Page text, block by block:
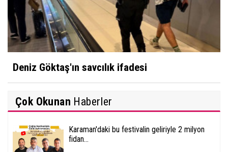
Deniz Göktaş'ın savcılık ifadesi
Çok Okunan Haberler
Karaman'daki bu festivalin geliriyle 2 milyon
fidan...